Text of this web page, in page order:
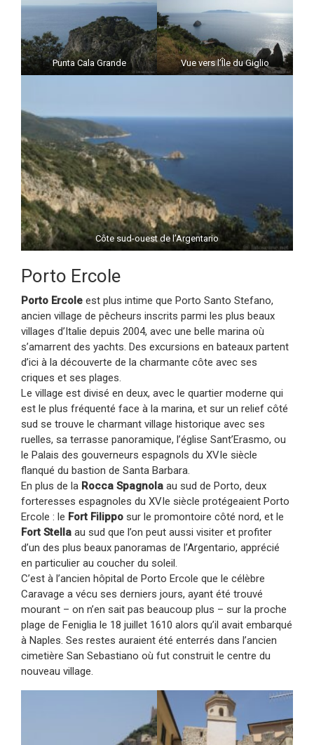
Punta Cala Grande Vue vers l’Île du Giglio
Côte sud-ouest de l’Argentario
Porto Ercole
Porto Ercole est plus intime que Porto Santo Stefano,
ancien village de pêcheurs inscrits parmi les plus beaux
villages d’Italie depuis 2004, avec une belle marina où
s’amarrent des yachts. Des excursions en bateaux partent
d’ici à la découverte de la charmante côte avec ses
criques et ses plages.
Le village est divisé en deux, avec le quartier moderne qui
est le plus fréquenté face à la marina, et sur un relief côté
sud se trouve le charmant village historique avec ses
ruelles, sa terrasse panoramique, l’église Sant’Erasmo, ou
le Palais des gouverneurs espagnols du XVIe siècle
flanqué du bastion de Santa Barbara.
En plus de la Rocca Spagnola au sud de Porto, deux
forteresses espagnoles du XVIe siècle protégeaient Porto
Ercole : le Fort Filippo sur le promontoire côté nord, et le
Fort Stella au sud que l’on peut aussi visiter et profiter
d’un des plus beaux panoramas de l’Argentario, apprécié
en particulier au coucher du soleil.
C’est à l’ancien hôpital de Porto Ercole que le célèbre
Caravage a vécu ses derniers jours, ayant été trouvé
mourant – on n’en sait pas beaucoup plus – sur la proche
plage de Feniglia le 18 juillet 1610 alors qu’il avait embarqué
à Naples. Ses restes auraient été enterrés dans l’ancien
cimetière San Sebastiano où fut construit le centre du
nouveau village.